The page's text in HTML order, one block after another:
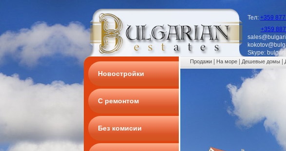
Тел: +359
+359
Skype:
Новостройки
С ремонтом
Без комисии
Продажи На море Дешевые домы